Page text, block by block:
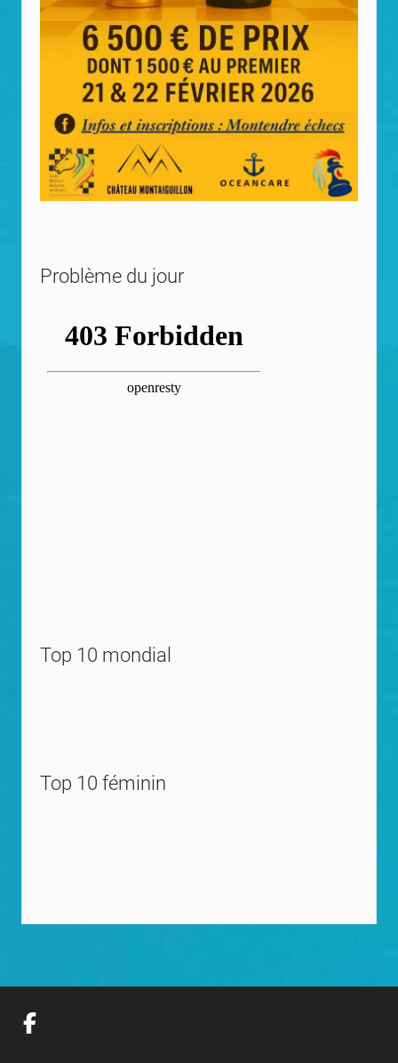
Problème du jour
Top 10 mondial
Top 10 féminin